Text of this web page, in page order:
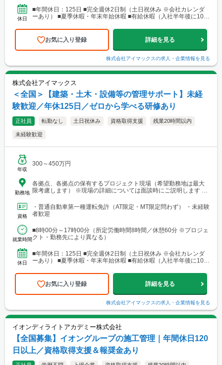
10条西3丁目13 NKエルムビル1F └アクセス：地下鉄「北12条
駅」徒歩3分、JR「札幌駅」徒歩9分 ※札幌を中心とした道央圏の
ど）に現場あり。 ■関西支店 神戸営業所 兵庫県神戸市中央区
東町122-2 港都ビル8階 └アクセス：「三宮・花時計前駅」から徒
歩2分、「三宮駅」から徒歩8分 ※関西、近畿圏を中心としたエリ
アのほか、西日本（九州・四国・中国）にも現場あり。 ■関
西支店 大阪事務所 大阪府大阪市北区梅田1-1-3-500 大阪駅前第3ビ
ル5階10号 └アクセス：阪急電鉄「大阪梅田駅」、御堂筋線「梅田
駅」、JR「大阪駅」よりアクセス良好 ※関西、近畿圏を中心とし
たエリアのほか、東海・北陸エリアにも現場あり。
休日
■年間休日：125日 ■完全週休2日制（土日祝休み ※会社カレンダ
ーあり） ■夏季休暇・年末年始休暇 ■有給休暇（入社半年後に10日
お気に入り登録 詳細を見る
株式会社アイマックスの求人・企業情報を見る
株式会社アイマックス
＜全国＞【建築・土木・設備等の管理サポート】未経
験歓迎／年休125日／ゼロから学べる研修あり
正社員 転勤なし 土日祝休み 資格取得支援 残業20時間以内
未経験歓迎
年収
300～450万円
勤務地
各拠点、各拠点の保有するプロジェクト現場（希望勤務地は最大
限考慮します） ※現場の詳細については面談時にご説明します
渋谷区代々木2-23-1 ニューステートメナー1055 └アクセス：京王
線「新宿駅」から徒歩5分 ※東京都を中心とした首都圏のほか、栃
木・群馬・茨城・埼玉・山梨・千葉・神奈川などに関東圏内の現
7-4（アーケード内） 宮城商事ビル4F ※宮城県エリアのほか、青
森・岩手・秋田・山形・福島などに現場あり ■北日本支店 札
北10条西3丁目13 NKエルムビル1F └アクセス：地下鉄「北12条
駅」徒歩3分、JR「札幌駅」徒歩9分 ※札幌を中心とした道央圏の
ど）に現場あり。 ■関西支店 神戸営業所 兵庫県神戸市中央区東
町122-2 港都ビル8階 └アクセス：「三宮・花時計前駅」から徒歩
2分、「三宮駅」から徒歩8分 ※関西、近畿圏を中心としたエリア
のほか、西日本（九州・四国・中国）にも現場あり。 ■関西
支店 大阪事務所 大阪府大阪市北区梅田1-1-3-500 大阪駅前第3ビル
5階10号 └アクセス：阪急電鉄「大阪梅田駅」、御堂筋線「梅田
駅」、JR「大阪駅」よりアクセス良好 ※関西、近畿圏を中心とし
たエリアのほか、東海・北陸エリアにも現場あり。
資格
・普通自動車第一種運転免許（AT限定・MT限定問わず） ・未経験
者歓迎
就業時間
■8時00分～17時00分（所定労働時間8時間／休憩60分 ※プロジェ
クト・勤務先により異なる）
休日
■年間休日：125日 ■完全週休2日制（土日祝休み ※会社カレンダ
ーあり） ■夏季休暇・年末年始休暇 ■有給休暇（入社半年後に10日
お気に入り登録 詳細を見る
株式会社アイマックスの求人・企業情報を見る
イオンディライトアカデミー株式会社
【全国募集】イオングループの施工管理｜年間休日120
日以上／資格取得支援＆報奨金あり